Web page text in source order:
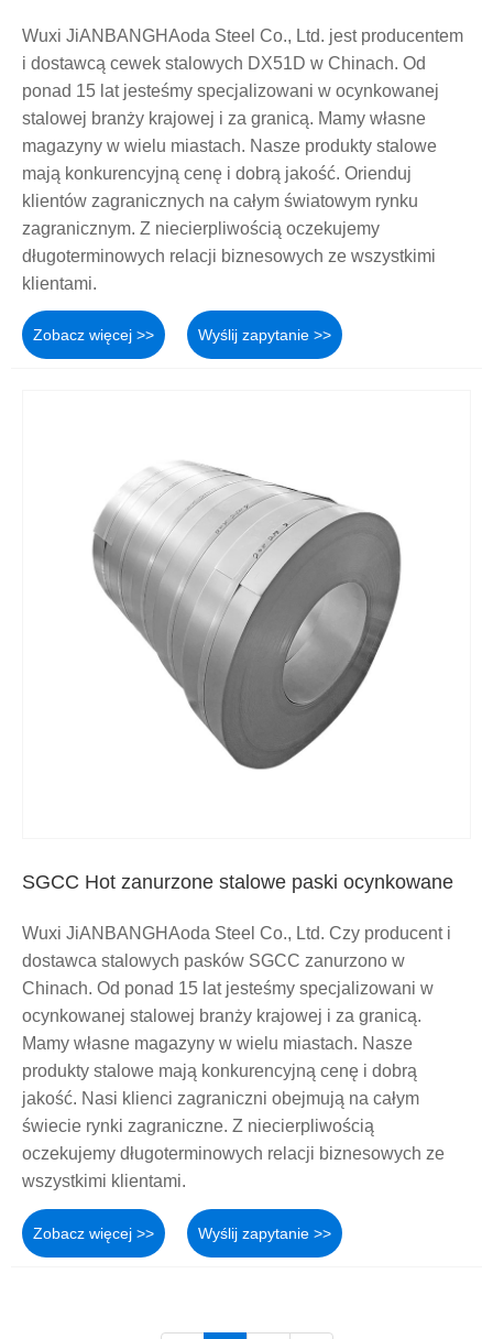
Wuxi JiANBANGHAoda Steel Co., Ltd. jest producentem
i dostawcą cewek stalowych DX51D w Chinach. Od
ponad 15 lat jesteśmy specjalizowani w ocynkowanej
stalowej branży krajowej i za granicą. Mamy własne
magazyny w wielu miastach. Nasze produkty stalowe
mają konkurencyjną cenę i dobrą jakość. Orienduj
klientów zagranicznych na całym światowym rynku
zagranicznym. Z niecierpliwością oczekujemy
długoterminowych relacji biznesowych ze wszystkimi
klientami.
Zobacz więcej >> Wyślij zapytanie >>
SGCC Hot zanurzone stalowe paski ocynkowane
Wuxi JiANBANGHAoda Steel Co., Ltd. Czy producent i
dostawca stalowych pasków SGCC zanurzono w
Chinach. Od ponad 15 lat jesteśmy specjalizowani w
ocynkowanej stalowej branży krajowej i za granicą.
Mamy własne magazyny w wielu miastach. Nasze
produkty stalowe mają konkurencyjną cenę i dobrą
jakość. Nasi klienci zagraniczni obejmują na całym
świecie rynki zagraniczne. Z niecierpliwością
oczekujemy długoterminowych relacji biznesowych ze
wszystkimi klientami.
Zobacz więcej >> Wyślij zapytanie >>